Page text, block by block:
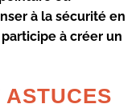
à la sécurité en
à créer un